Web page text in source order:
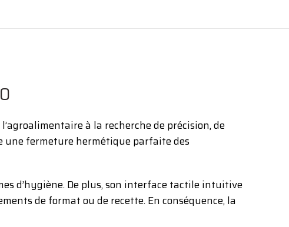
à la recherche de précision, de
une fermeture hermétique parfaite des
d’hygiène. De plus, son interface tactile intuitive
de format ou de recette. En conséquence, la